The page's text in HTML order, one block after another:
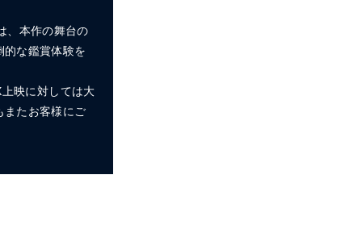
、本作の舞台の
的な鑑賞体験を
映に対しては大
またお客様にご